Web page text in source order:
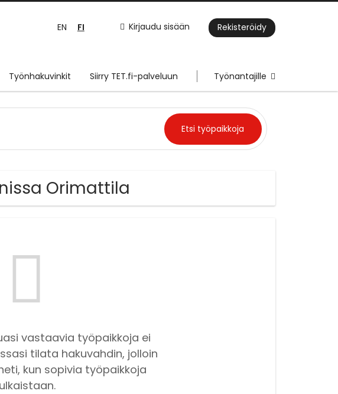
Kirjaudu sisään Rekisteröidy
EN FI
Työnhakuvinkit Siirry TET.fi-palveluun Työnantajille
Orimattila
vastaavia työpaikkoja ei
tilata hakuvahdin, jolloin
kun sopivia työpaikkoja